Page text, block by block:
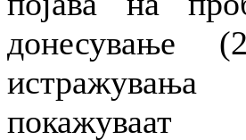
донесување